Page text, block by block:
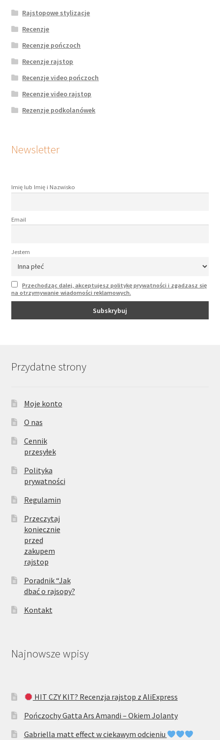
Rajstopowe stylizacje
Recenzje
Recenzje pończoch
Recenzje rajstop
Recenzje video pończoch
Recenzje video rajstop
Rezenzje podkolanówek
Newsletter
Imię lub Imię i Nazwisko
Email
Jestem
Przechodząc dalej, akceptujesz politykę prywatności i zgadzasz się
na otrzymywanie wiadomości reklamowych.
Przydatne strony
Moje konto
O nas
Cennik
przesyłek
Polityka
prywatności
Regulamin
Przeczytaj
koniecznie
przed
zakupem
rajstop
Poradnik “Jak
dbać o rajsopy?
Kontakt
Najnowsze wpisy
HIT CZY KIT? Recenzja rajstop z AliExpress
Pończochy Gatta Ars Amandi – Okiem Jolanty
Gabriella matt effect w ciekawym odcieniu